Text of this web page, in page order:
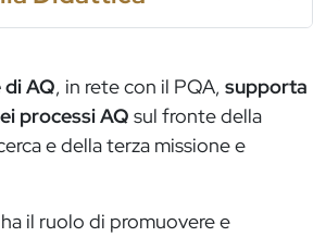
AQ, in rete con il PQA, supporta
processi AQ sul fronte della
e della terza missione e
il ruolo di promuovere e